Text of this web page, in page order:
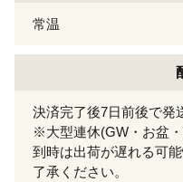
常温
決済完了後7日前後で発
※大型連休(GW・お盆
到時は出荷が遅れる可
了承ください。